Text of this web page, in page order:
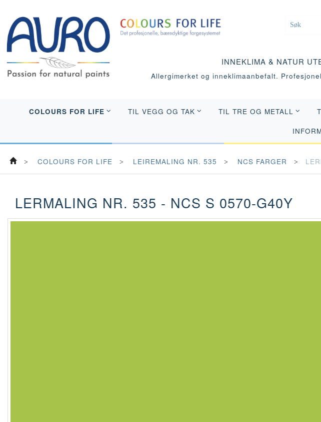
INNEKLIMA & NATUR
Allergimerket og inneklimaanbefalt.
COLOURS FOR LIFE TIL VEGG OG TAK TIL TRE OG METALL
COLOURS FOR LIFE LEIREMALING NR. 535 NCS FARGER
LERMALING NR. 535 - NCS S 0570-G40Y